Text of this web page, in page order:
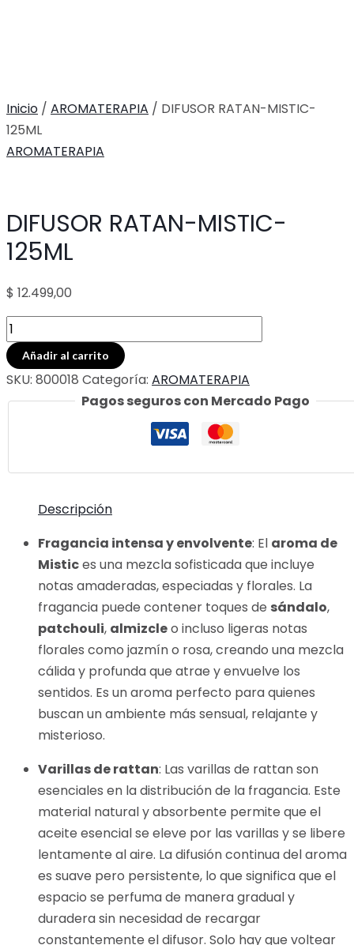
Inicio / AROMATERAPIA / DIFUSOR RATAN-MISTIC-
125ML
AROMATERAPIA
DIFUSOR RATAN-MISTIC-
125ML
$ 12.499,00
DIFUSOR
RATAN-
MISTIC-
125ML
Añadir al carrito
SKU: 800018 Categoría: AROMATERAPIA
Pagos seguros con Mercado Pago
Descripción
Fragancia intensa y envolvente: El aroma de
Mistices una mezcla sofisticada que incluye
notas amaderadas, especiadas y florales. La
fragancia puede contener toques de sándalo,
patchouli, almizcleo incluso ligeras notas
florales como jazmín o rosa, creando una mezcla
cálida y profunda que atrae y envuelve los
sentidos. Es un aroma perfecto para quienes
buscan un ambiente más sensual, relajante y
misterioso.
Varillas de rattan: Las varillas de rattan son
esenciales en la distribución de la fragancia. Este
material natural y absorbente permite que el
aceite esencial se eleve por las varillas y se libere
lentamente al aire. La difusión continua del aroma
es suave pero persistente, lo que significa que el
espacio se perfuma de manera gradual y
duradera sin necesidad de recargar
constantemente el difusor. Solo hay que voltear